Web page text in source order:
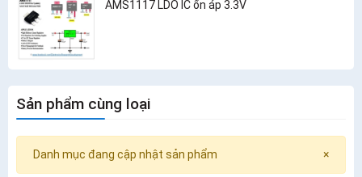
AMS1117 LDO IC ổn áp 3.3V
Sản phẩm cùng loại
×
Danh mục đang cập nhật sản phẩm